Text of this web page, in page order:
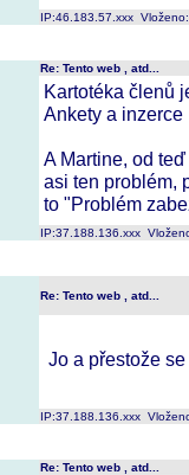
IP:46.183.57.xxx
Re: Tento web , atd...
Kartotéka členů
Ankety a inzerce
A Martine, od
asi ten problém,
to "Problém
IP:37.188.136.xxx
Re: Tento web , atd...
Jo a přestože
IP:37.188.136.xxx
Re: Tento web , atd...